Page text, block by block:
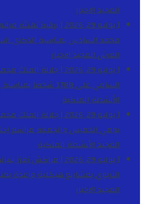
المجيدالاخبار
[ يوليو 29, 2026 ]
برقية تهنئة
محمد السادس بمناسبة الذكرى
العرش المجيدالاخبار
[ يوليو 29, 2026 ]
جلالة الملك
السامي على 1788 شخصا بمناسبة عيد العرش المجيد
الأنشطة الملكية
[ يوليو 29, 2026 ]
جلالة الملك
يومي الخميس والجمعة مراسم
المجيدالأنشطة الملكية
[ يوليو 29, 2026 ]
مراكش تعزز
التربوي بمشاريع هيكلية واعدة
المجيدالاخبار